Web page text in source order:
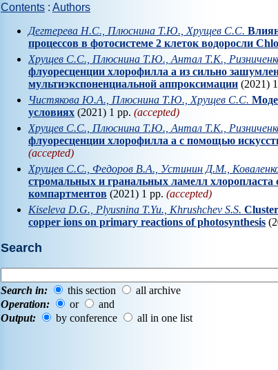
Contents : Authors
Дегтерева Н.С., Плюснина Т.Ю., Хрущев С.С.
процессов в фотосистеме 2 клеток водоросли
Хрущев С.С., Плюснина Т.Ю., Антал Т.К.,
флуоресценции хлорофилла a из сильно
мультиэкспоненциальной аппроксимации (2021)
Чистякова Ю.А., Плюснина Т.Ю., Хрущев С.С.
условиях (2021) 1 pp. (accepted)
Хрущев С.С., Плюснина Т.Ю., Антал Т.К.,
флуоресценции хлорофилла a с помощью
(accepted)
Хрущев С.С., Федоров В.А., Устинин Д.М.,
стромальных и гранальных ламелл хлоропласта
компартментов (2021) 1 pp. (accepted)
Kiseleva D.G., Plyusnina T.Yu., Khrushchev S.S.
copper ions on primary reactions of photosynthesis
Search
Search in: this section
all archive
Operation:
or
and
Output:
by conference all in one list